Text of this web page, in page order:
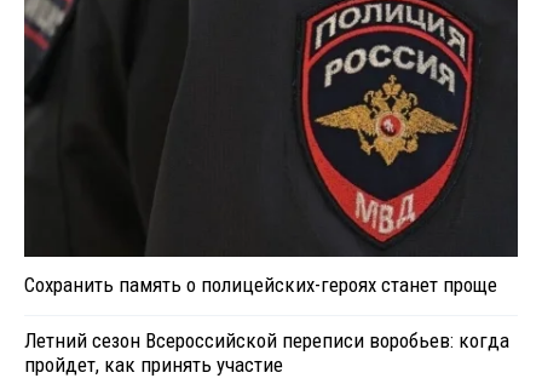
Сохранить память о полицейских-героях станет проще
Летний сезон Всероссийской переписи воробьев: когда
пройдет, как принять участие